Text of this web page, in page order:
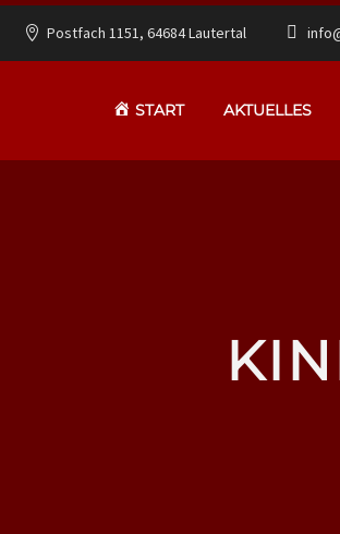
Postfach 1151, 64684 Lautertal
START AKTUELLES